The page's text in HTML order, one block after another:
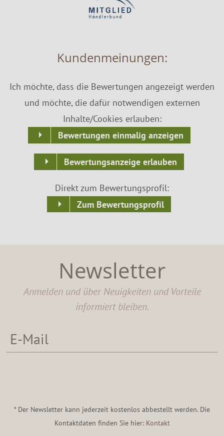
Kundenmeinungen:
Ich möchte, dass die Bewertungen angezeigt werden
und möchte, die dafür notwendigen externen
Inhalte/Cookies erlauben:
Bewertungen einmalig anzeigen
Bewertungsanzeige erlauben
Direkt zum Bewertungsprofil:
Zum Bewertungsprofil
Newsletter
Anmelden und über Neuigkeiten und Vorteile
informiert bleiben.
* Der Newsletter kann jederzeit kostenlos abbestellt werden. Die
Kontaktdaten finden Sie hier: Kontakt